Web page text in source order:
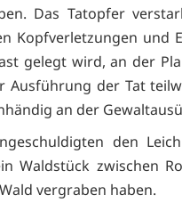
Das Tatopfer
Kopfverletzungen und
gelegt wird, an der
Ausführung der Tat
an der
den
Waldstück zwischen
vergraben haben.